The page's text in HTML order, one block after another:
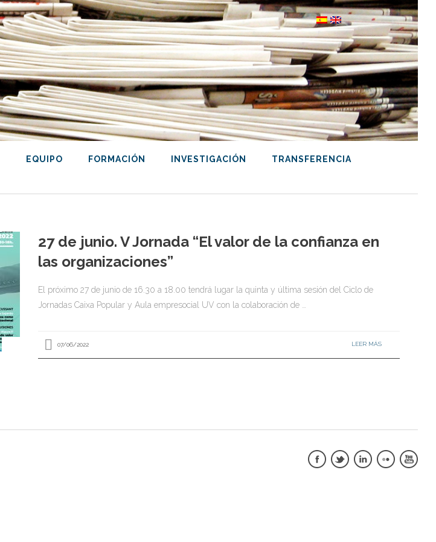
EQUIPO FORMACIÓN INVESTIGACIÓN
TRANSFERENCIA
27 de junio. V Jornada “El valor de la confianza en
las organizaciones”
El próximo 27 de junio de 16.30 a 18.00 tendrá lugar la quinta y última sesión del Ciclo de
Jornadas Caixa Popular y Aula empresocial UV con la colaboración de …
07/06/2022 LEER MÁS